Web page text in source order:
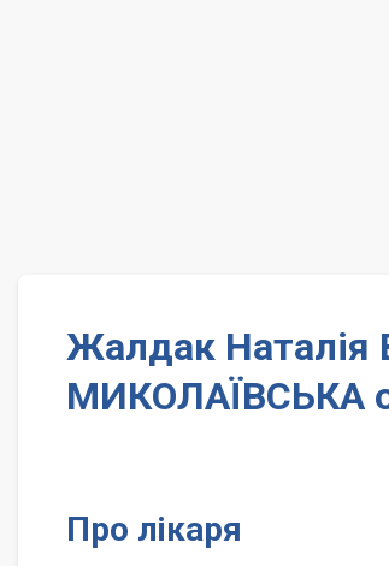
Жалдак Наталія
МИКОЛАЇВСЬКА
Про лікаря